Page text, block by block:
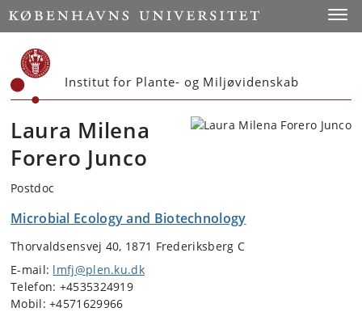
Start
Institut for Plante- og Miljøvidenskab
Laura Milena
Forero Junco
Postdoc
Microbial Ecology and Biotechnology
Thorvaldsensvej 40, 1871 Frederiksberg C
E-mail: lmfj@plen.ku.dk
Telefon: +4535324919
Mobil: +4571629966